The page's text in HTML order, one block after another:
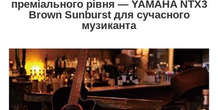
преміального рівня — YAMAHA NTX3
Brown Sunburst для сучасного
музиканта